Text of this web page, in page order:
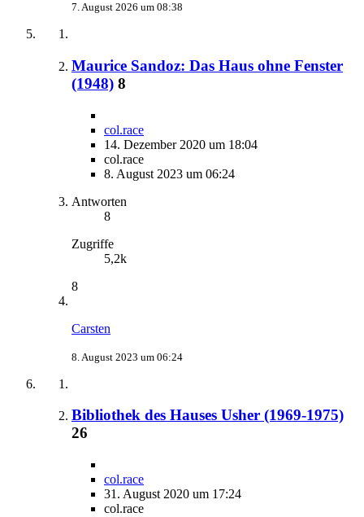
7. August 2026 um 08:38
Maurice Sandoz: Das Haus ohne Fenster
(1948) 8
col.race
14. Dezember 2020 um 18:04
col.race
8. August 2023 um 06:24
Antworten
8
Zugriffe
5,2k
8
Carsten
8. August 2023 um 06:24
Bibliothek des Hauses Usher (1969-1975)
26
col.race
31. August 2020 um 17:24
col.race